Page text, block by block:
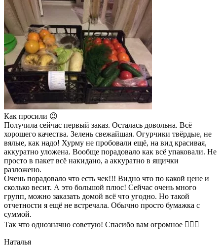
Как просили 😉
Получила сейчас первый заказ. Осталась довольна. Всё
хорошего качества. Зелень свежайшая. Огурчики твёрдые, не
вялые, как надо! Хурму не пробовали ещё, на вид красивая,
аккуратно уложена. Вообще порадовало как всё упаковали. Не
просто в пакет всё накидано, а аккуратно в ящички
разложено.
Очень порадовало что есть чек!!! Видно что по какой цене и
сколько весит. А это большой плюс! Сейчас очень много
групп, можно заказать домой всё что угодно. Но такой
отчетности я ещё не встречала. Обычно просто бумажка с
суммой.
Так что однозначно советую! Спасибо вам огромное 👍🏼🌺
Наталья